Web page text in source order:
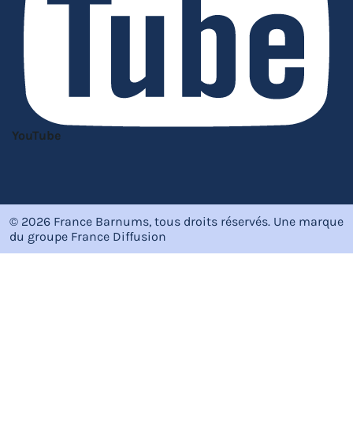
YouTube
© 2026 France Barnums, tous droits réservés. Une marque
du groupe France Diffusion